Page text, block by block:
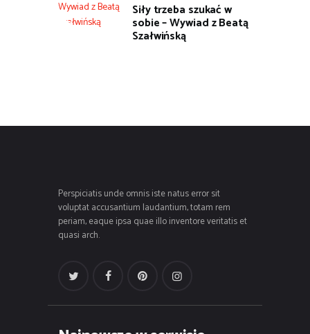
Siły trzeba szukać w
sobie – Wywiad z Beatą
Szałwińską
Perspiciatis unde omnis iste natus error sit
voluptat accusantium laudantium, totam rem
periam, eaque ipsa quae illo inventore veritatis et
quasi arch.